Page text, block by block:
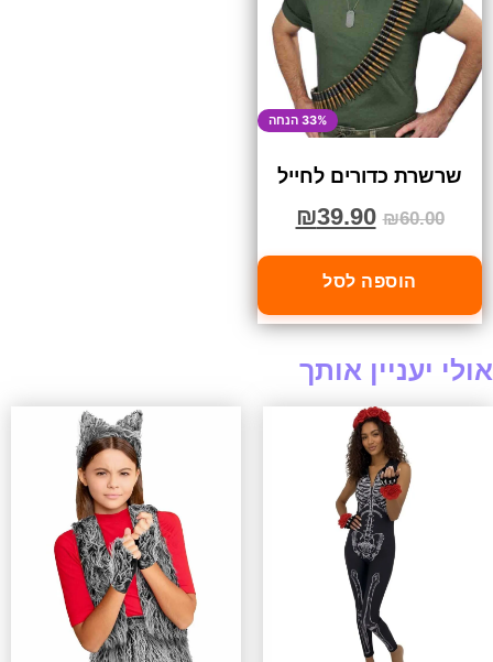
33% הנחה
שרשרת כדורים לחייל
₪60.00
₪39.90
הוספה לסל
אולי יעניין אותך